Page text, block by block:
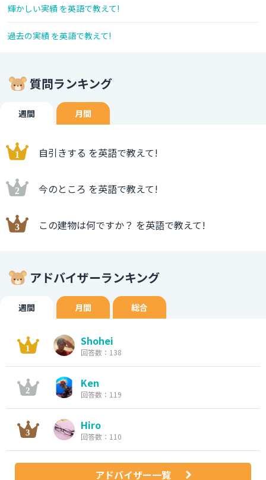
輝かしい実績 を英語で教えて!
過去の実績 を英語で教えて!
質問ランキング
週間 月間
自引きする を英語で教えて!
今のところ を英語で教えて!
この建物は何ですか？ を英語で教えて!
アドバイザーランキング
週間 月間 総合
Shohei
回答数：138
Ken
回答数：119
Hiro
回答数：110
アドバイザー一覧